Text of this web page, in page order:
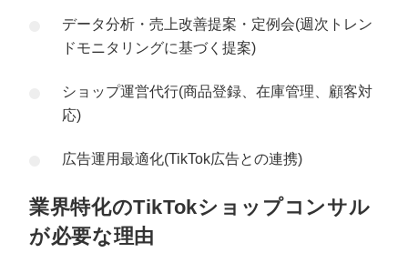
データ分析・売上改善提案・定例会(週次トレン
ドモニタリングに基づく提案)
ショップ運営代行(商品登録、在庫管理、顧客対
応)
広告運用最適化(TikTok広告との連携)
業界特化のTikTokショップコンサル
が必要な理由